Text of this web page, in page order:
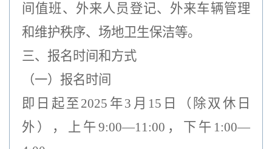
间值班、外来人员登记、外来车辆管理
和维护秩序、场地卫生保洁等。
三、报名时间和方式
（一）报名时间
即日起至2025年3月15日
（除双休日
外），
上午9:00—11:00，下午1:00—